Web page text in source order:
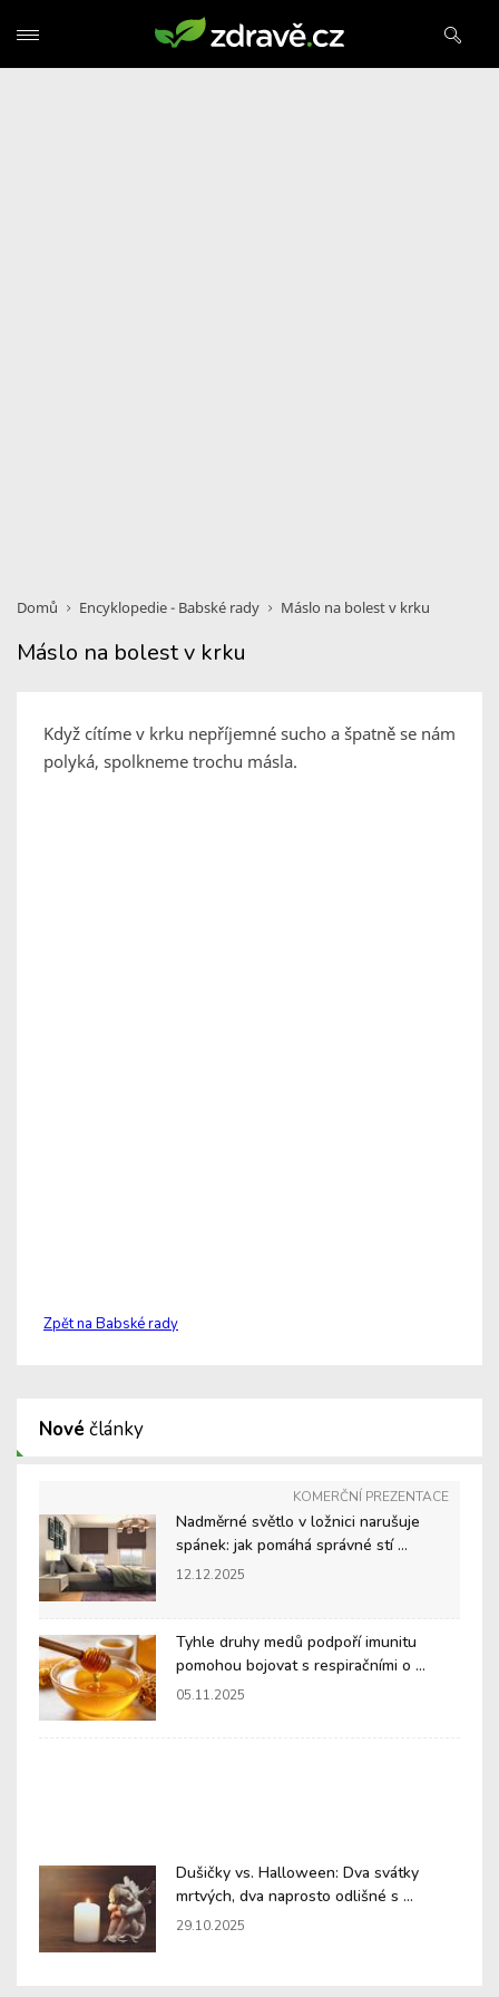
Domů Encyklopedie - Babské rady Máslo na bolest v krku
Máslo na bolest v krku
Když cítíme v krku nepříjemné sucho a špatně se nám
polyká, spolkneme trochu másla.
Zpět na Babské rady
Nové články
KOMERČNÍ PREZENTACE
Nadměrné světlo v ložnici narušuje
spánek: jak pomáhá správné stí ...
12.12.2025
Tyhle druhy medů podpoří imunitu
pomohou bojovat s respiračními o ...
05.11.2025
Dušičky vs. Halloween: Dva svátky
mrtvých, dva naprosto odlišné s ...
29.10.2025